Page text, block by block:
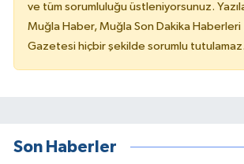
ve tüm sorumluluğu üstleniyorsunuz.
Muğla Haber, Muğla Son Dakika Haberleri
Gazetesi hiçbir şekilde sorumlu tutulamaz.
Son Haberler